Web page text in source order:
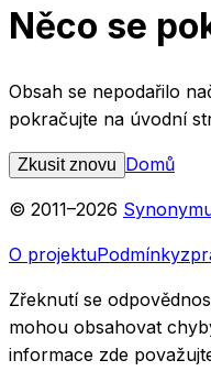
Něco se
Obsah se nepodařilo
pokračujte na úvodní
Zkusit znovu Domů
© 2011–2026
O projektuPodmínky
Zřeknutí se
mohou obsahovat
informace zde